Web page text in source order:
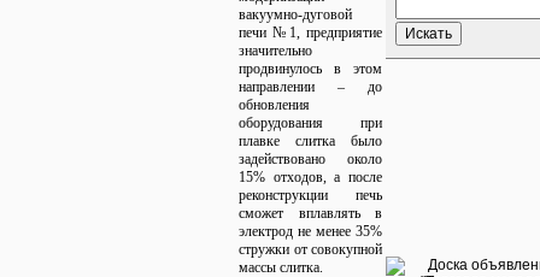
вакуумно-дуговой
печи №1, предприятие
значительно
продвинулось в этом
направлении – до
обновления
оборудования при
плавке слитка было
задействовано около
15% отходов, а после
реконструкции печь
сможет вплавлять в
электрод не менее 35%
стружки от совокупной
массы слитка.